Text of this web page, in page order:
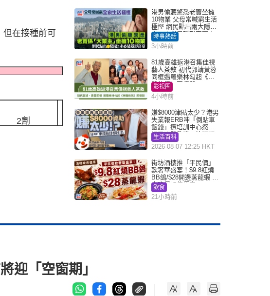
在接種前可
2劑
16歲或以上
注射部位觸痛、
疲倦、頭痛、
肌肉痛和發燒
成人 （同上）
成人 （同上）
港男偷聽驚悉老竇坐擁
10物業 父母常喊窮生活
極慳 網民點出兩大隱
憂：未必是隱形富豪｜
Juicy叮
時事熱話
3小時前
81歲高雄返港召集佳視
藝人茶敘 初代郭靖黃蓉
同框遇羅樂林勾起《神
鵰俠侶》回憶殺
影視圈
4小時前
嫌$8000津貼太少？港男
失業報ERB呻「倒貼車
飯錢」遭培訓中心怒轟
網民幽默教路：揀呢類
課程唔會蝕...
生活百科
2026-08-07 12:25 HKT
街坊酒樓推「平民價」
歎奢華盛宴！$9.8紅燒
BB鴿/$28開邊蒸龍蝦 3
大晚餐超值優惠
飲食
21小時前
迎「空窗期」